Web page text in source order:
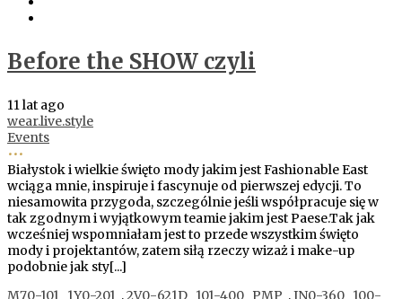
Before the SHOW czyli
11 lat ago
wear.live.style
Events
•••
Białystok i wielkie święto mody jakim jest Fashionable East
wciąga mnie, inspiruje i fascynuje od pierwszej edycji. To
niesamowita przygoda, szczególnie jeśli współpracuje się w
tak zgodnym i wyjątkowym teamie jakim jest Paese.Tak jak
wcześniej wspomniałam jest to przede wszystkim święto
mody i projektantów, zatem siłą rzeczy wizaż i make-up
podobnie jak sty[...]
M70-101
1Y0-201 ,2V0-621D 101-400 PMP ,JN0-360 100-